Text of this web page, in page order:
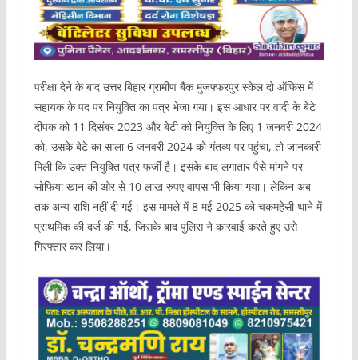
परीक्षा देने के बाद उत्तर बिहार ग्रामीण बैंक मुजफ्फरपुर स्केल दो ऑफिस में
सहायक के पद पर नियुक्ति का पत्र भेजा गया। इस आधार पर वादी के बेटे
दीपक को 11 दिसंबर 2023 और बेटी को नियुक्ति के लिए 1 जनवरी 2024
को, उसके बेटे का साला 6 जनवरी 2024 को गंतव्य पर पहुंचा, तो जानकारी
मिली कि उक्त नियुक्ति पत्र फर्जी है। इसके बाद लगातार पैसे मांगने पर
सोफिया खान की ओर से 10 लाख रुपए वापस भी किया गया। लेकिन अब
तक अन्य राशि नहीं दी गई। इस मामले में 8 मई 2025 को चकमहेसी थाने में
प्राथमिक की दर्ज की गई, जिसके बाद पुलिस ने कारवाई करते हुए उसे
गिरफ्तार कर लिया।